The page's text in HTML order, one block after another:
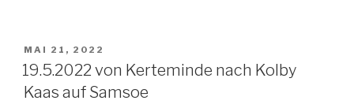
VERÖFFENTLICHT
AM
MAI 21, 2022
19.5.2022 von Kerteminde nach Kolby
Kaas auf Samsoe